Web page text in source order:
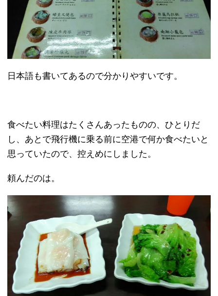
日本語も書いてあるので分かりやすいです。
食べたい料理はたくさんあったものの、ひとりだ
し、あとで飛行機に乗る前に空港で何か食べたいと
思っていたので、控えめにしました。
頼んだのは。